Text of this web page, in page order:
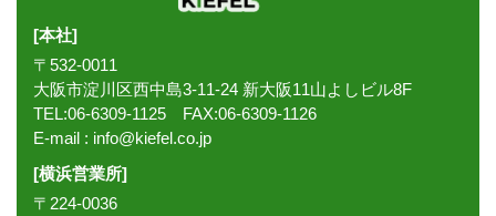
[本社]
〒532-0011
大阪市淀川区西中島3-11-24 新大阪11山よしビル8F
TEL:06-6309-1125 FAX:06-6309-1126
E-mail : info@kiefel.co.jp
[横浜営業所]
〒224-0036